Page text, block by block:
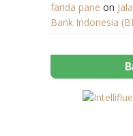
farida pane on
Bank Indonesia